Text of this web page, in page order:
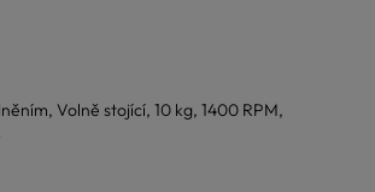
Volně stojící, 10 kg, 1400 RPM,